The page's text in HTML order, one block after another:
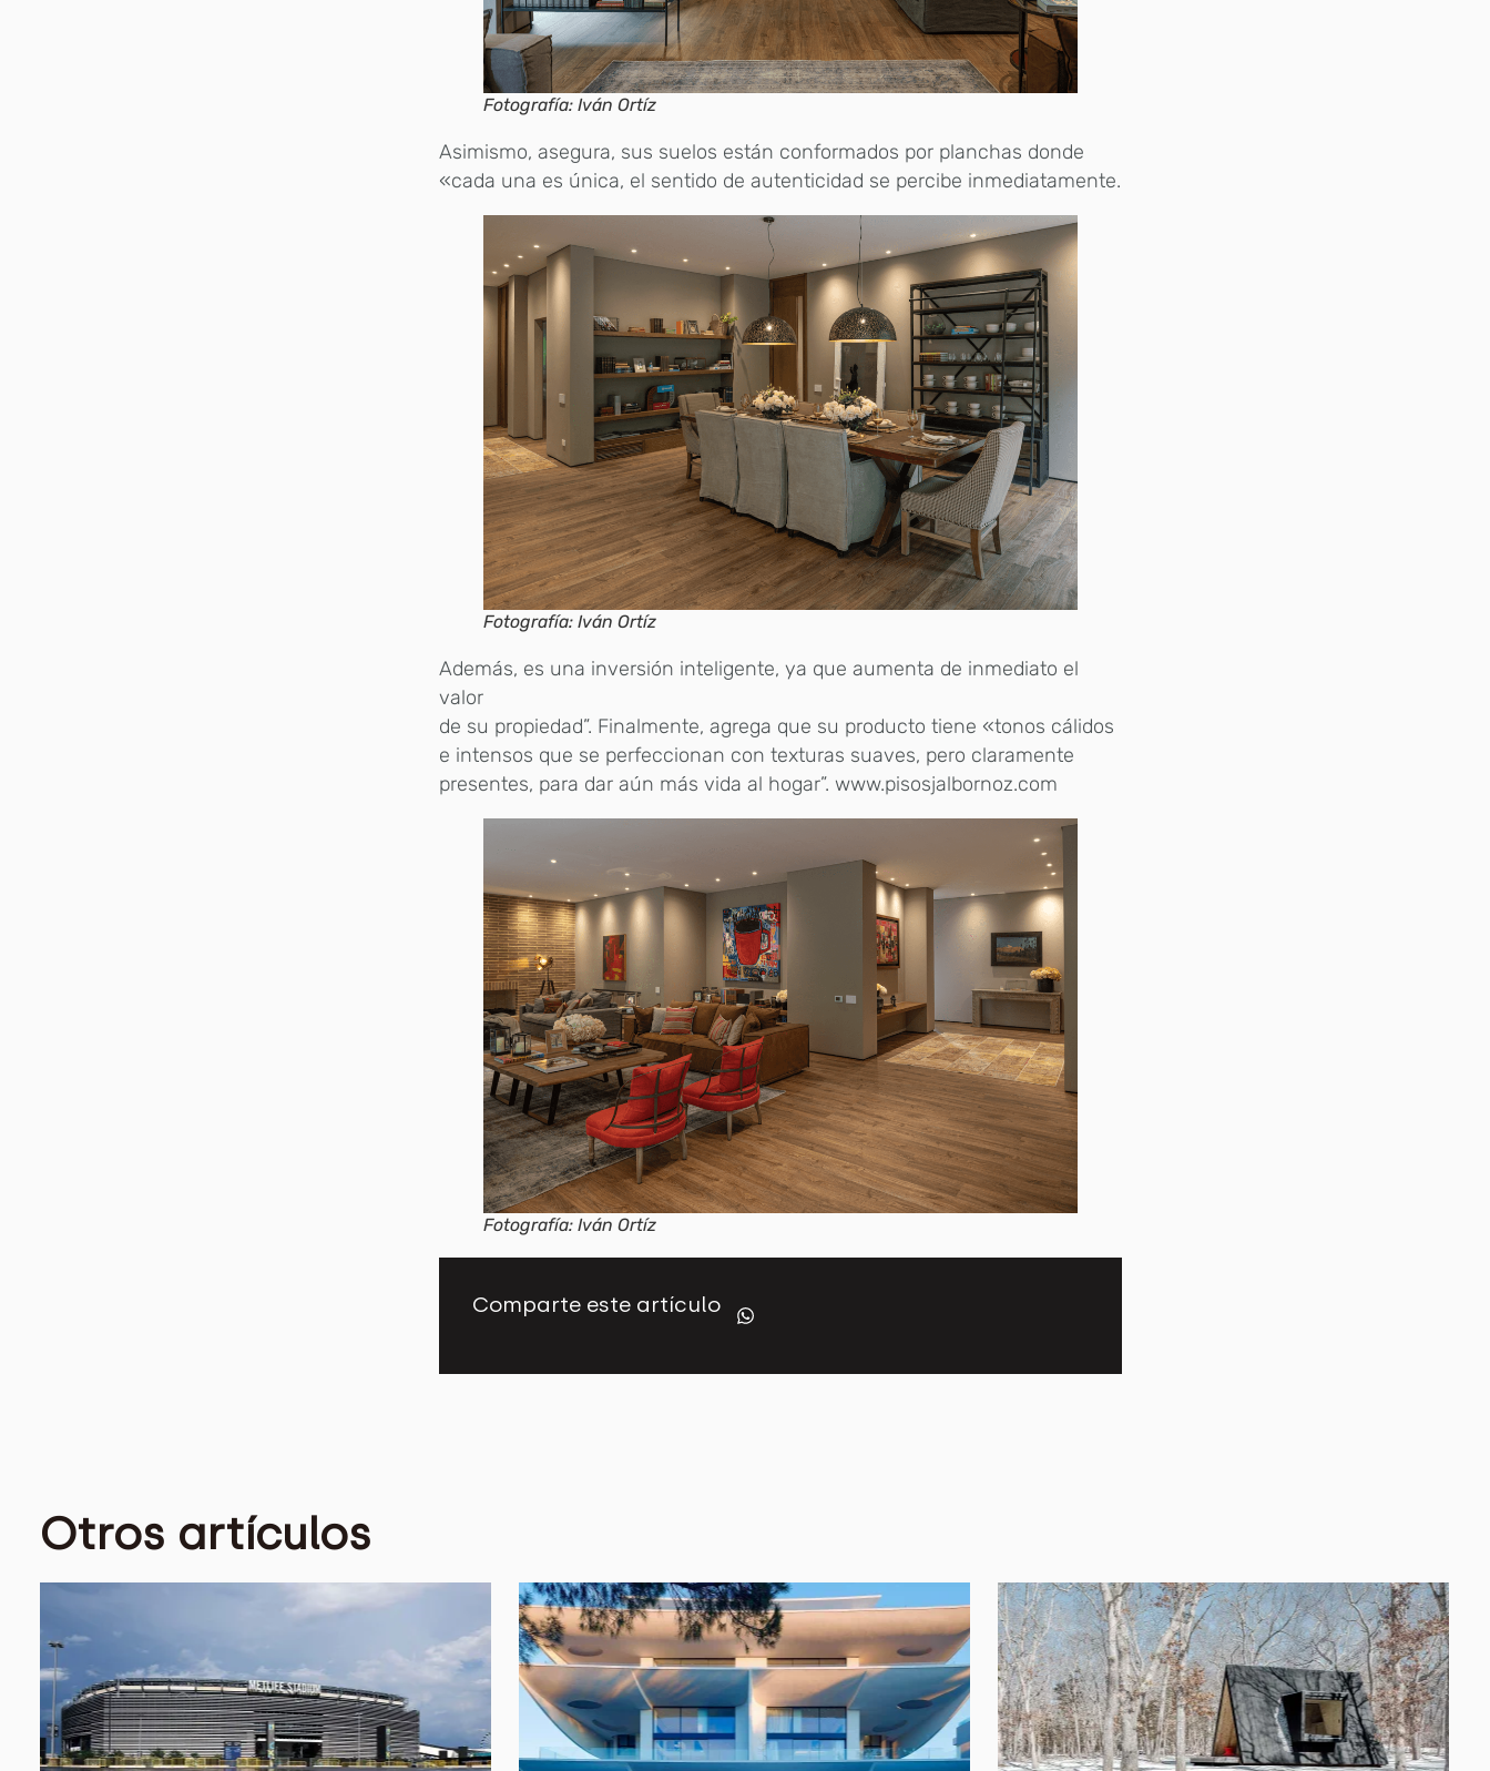
Fotografía: Iván Ortíz
Asimismo, asegura, sus suelos están conformados por planchas donde
«cada una es única, el sentido de autenticidad se percibe inmediatamente.
Fotografía: Iván Ortíz
Además, es una inversión inteligente, ya que aumenta de inmediato el
valor
de su propiedad”. Finalmente, agrega que su producto tiene «tonos cálidos
e intensos que se perfeccionan con texturas suaves, pero claramente
presentes, para dar aún más vida al hogar”. www.pisosjalbornoz.com
Fotografía: Iván Ortíz
Comparte este artículo
Otros artículos